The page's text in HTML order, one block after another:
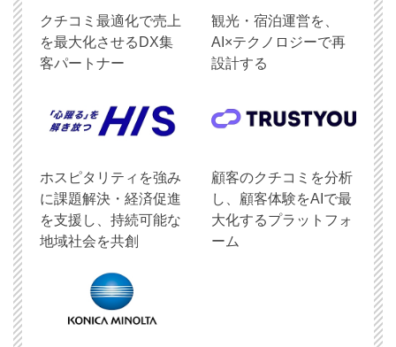
クチコミ最適化で売上
を最大化させるDX集
客パートナー
観光・宿泊運営を、
AI×テクノロジーで再
設計する
ホスピタリティを強み
に課題解決・経済促進
を支援し、持続可能な
地域社会を共創
顧客のクチコミを分析
し、顧客体験をAIで最
大化するプラットフォ
ーム